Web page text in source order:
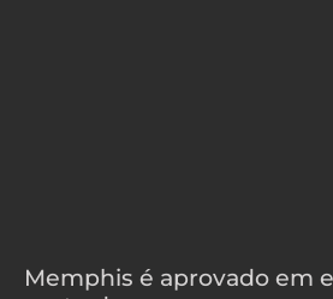
Memphis é aprovado em